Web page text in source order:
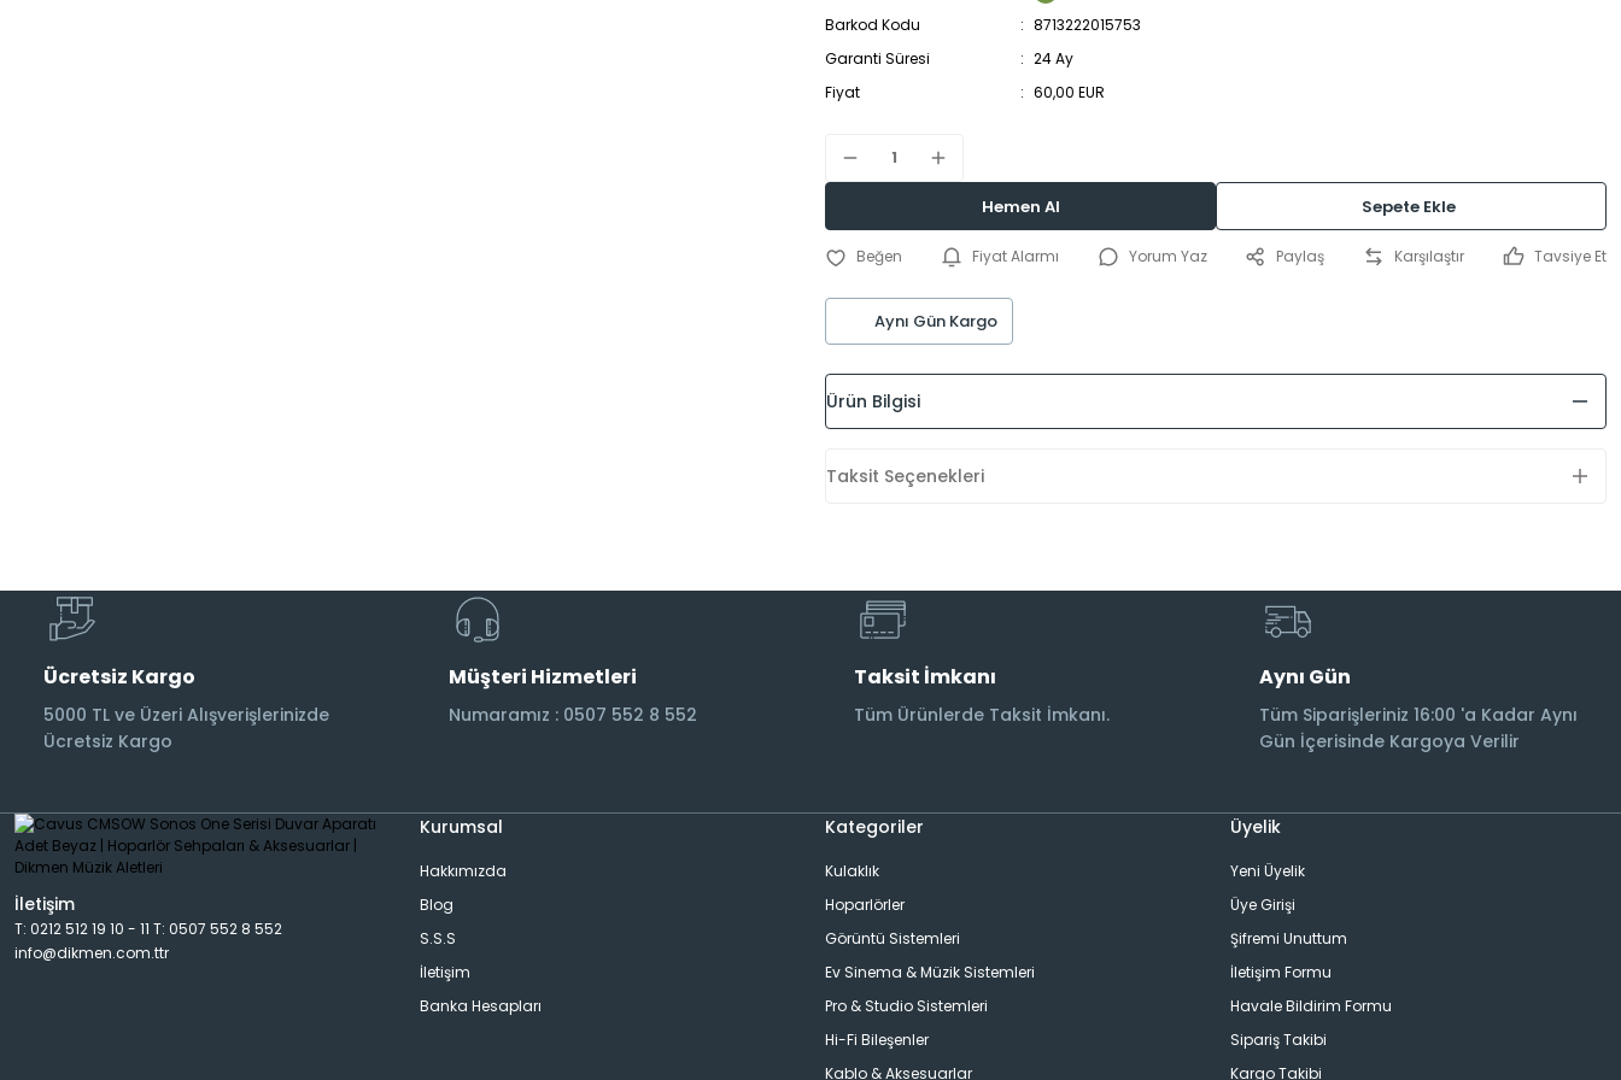
Barkod Kodu
8713222015753
Garanti Süresi
24 Ay
Fiyat
60,00 EUR
Hemen Al Sepete Ekle
Fiyat Alarmı Yorum Yaz Paylaş Karşılaştır Tavsiye Et
Aynı Gün Kargo
Ürün Bilgisi
Taksit Seçenekleri
Ücretsiz Kargo
5000 TL ve Üzeri Alışverişlerinizde
Ücretsiz Kargo
Müşteri Hizmetleri
Numaramız : 0507 552 8 552
Taksit İmkanı
Tüm Ürünlerde Taksit İmkanı.
Aynı Gün
Tüm Siparişleriniz 16:00 'a Kadar Aynı
Gün İçerisinde Kargoya Verilir
İletişim
T: 0212 512 19 10 - 11 T: 0507 552 8 552
info@dikmen.com.ttr
Kurumsal
Hakkımızda
Blog
S.S.S
İletişim
Banka Hesapları
Kategoriler
Kulaklık
Hoparlörler
Görüntü Sistemleri
Ev Sinema & Müzik Sistemleri
Pro & Studio Sistemleri
Hi-Fi Bileşenler
Kablo & Aksesuarlar
Üyelik
Yeni Üyelik
Üye Girişi
Şifremi Unuttum
İletişim Formu
Havale Bildirim Formu
Sipariş Takibi
Kargo Takibi